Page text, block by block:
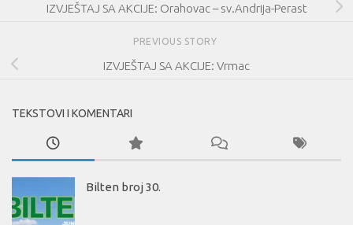
IZVJEŠTAJ SA AKCIJE: Orahovac – sv.Andrija-Perast
PREVIOUS STORY
IZVJEŠTAJ SA AKCIJE: Vrmac
TEKSTOVI I KOMENTARI
Bilten broj 30.